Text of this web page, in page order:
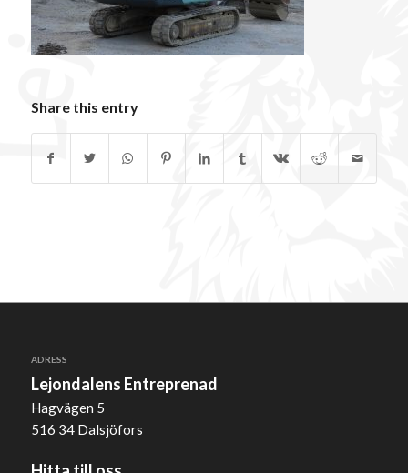
Share this entry
ADRESS
Lejondalens Entreprenad
Hagvägen 5
516 34 Dalsjöfors